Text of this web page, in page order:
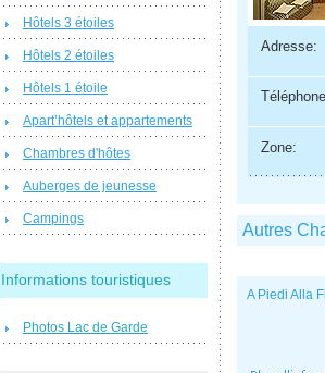
Adresse:
Zone:
Autres
A Piedi Alla
Hôtels 3 étoiles
Hôtels 2 étoiles
Hôtels 1 étoile
Apart’hôtels et appartements
Chambres d'hôtes
Auberges de jeunesse
Campings
Informations touristiques
Photos Lac de Garde